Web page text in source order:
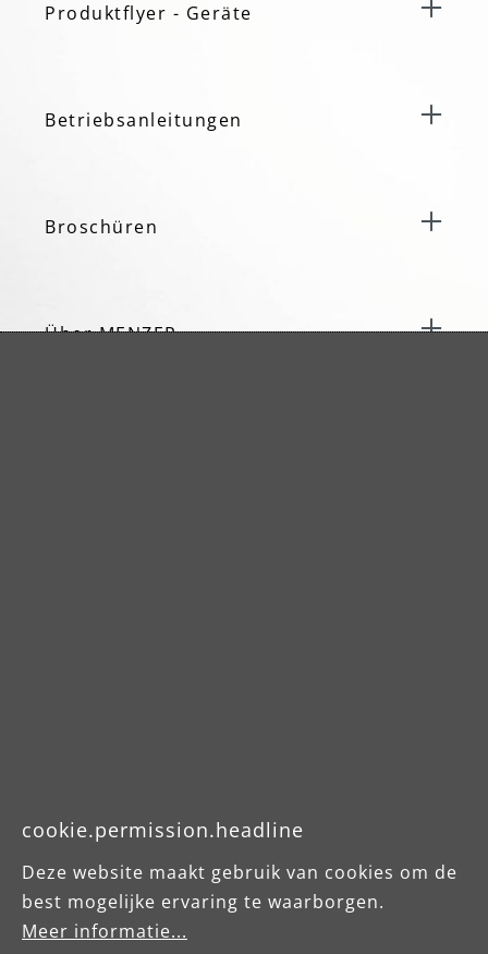
Produktflyer - Geräte
Betriebsanleitungen
Broschüren
Über MENZER
menzer.footer.fax
cookie.permission.headline
Deze website maakt gebruik van cookies om de
best mogelijke ervaring te waarborgen.
Meer informatie...